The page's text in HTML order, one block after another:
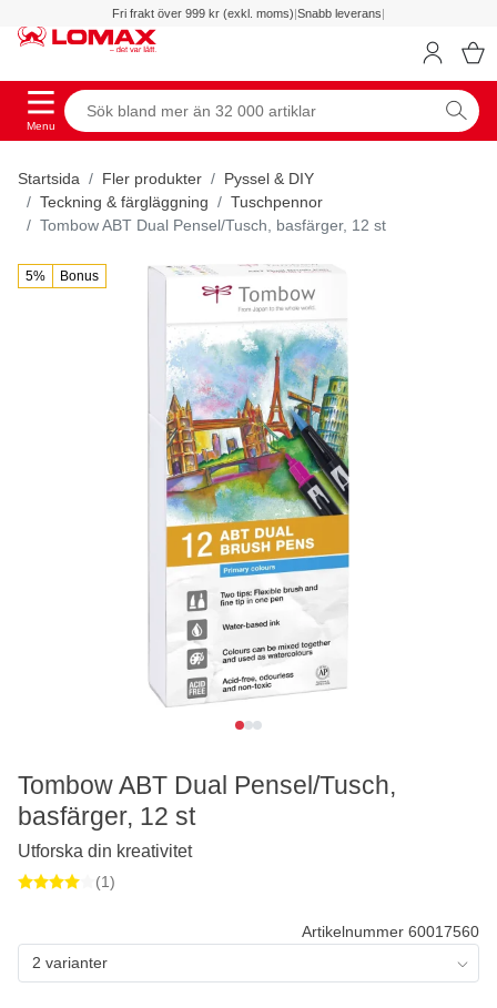
Fri frakt över 999 kr (exkl. moms)|Snabb leverans|
Menu
Startsida Fler produkter
Pyssel & DIY
Teckning & färgläggning
Tuschpennor
Tombow ABT Dual Pensel/Tusch, basfärger, 12 st
5% Bonus
Artikelnummer 60017560
2 varianter
Tombow ABT Dual Pensel/Tusch,
basfärger, 12 st
Utforska din kreativitet
(1)